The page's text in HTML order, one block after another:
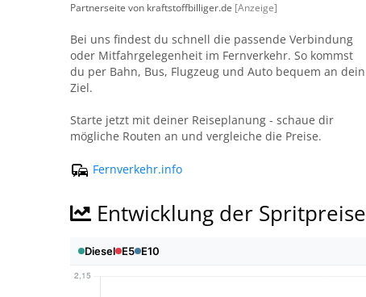
Partnerseite von kraftstoffbilliger.de [Anzeige]
Bei uns findest du schnell die passende Verbindung
oder Mitfahrgelegenheit im Fernverkehr. So kommst
du per Bahn, Bus, Flugzeug und Auto bequem an dein
Ziel.
Starte jetzt mit deiner Reiseplanung - schaue dir
mögliche Routen an und vergleiche die Preise.
Fernverkehr.info
Entwicklung der Spritpreise